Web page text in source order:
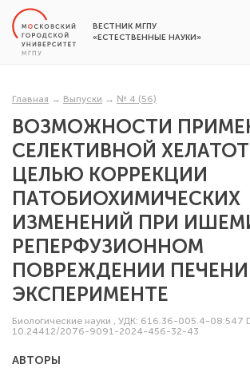
ВЕСТНИК МГПУ
«ЕСТЕСТВЕННЫЕ НАУКИ»
Главная → Выпуски → № 4 (56)
ВОЗМОЖНОСТИ
СЕЛЕКТИВНОЙ
ЦЕЛЬЮ КОРРЕКЦИИ
ПАТОБИОХИМИЧЕСКИХ
ИЗМЕНЕНИЙ ПРИ
РЕПЕРФУЗИОННОМ
ПОВРЕЖДЕНИИ ПЕЧЕНИ
ЭКСПЕРИМЕНТЕ
Биологические науки , УДК: 616.36-005.4-08:547
10.24412/2076-9091-2024-456-32-43
АВТОРЫ